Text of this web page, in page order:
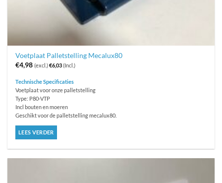
Voetplaat Palletstelling Mecalux80
€4,98 (excl.)€6,03(Incl.)
Technische Specificaties
Voetplaat voor onze palletstelling
Type: P80-VTP
Incl bouten en moeren
Geschikt voor de palletstelling mecalux80.
LEES VERDER